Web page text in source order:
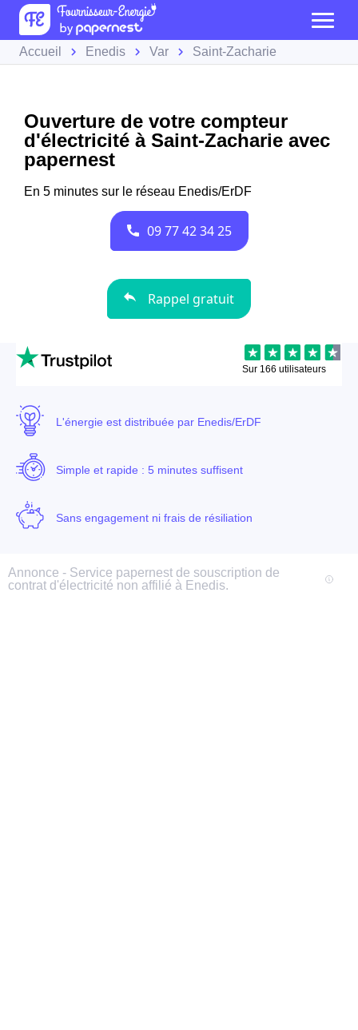
Accueil Enedis Var Saint-Zacharie